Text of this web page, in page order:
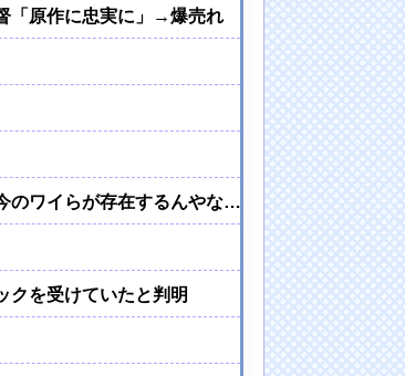
「原作に忠実に」→爆売れ
のワイらが存在するんやな…
クを受けていたと判明